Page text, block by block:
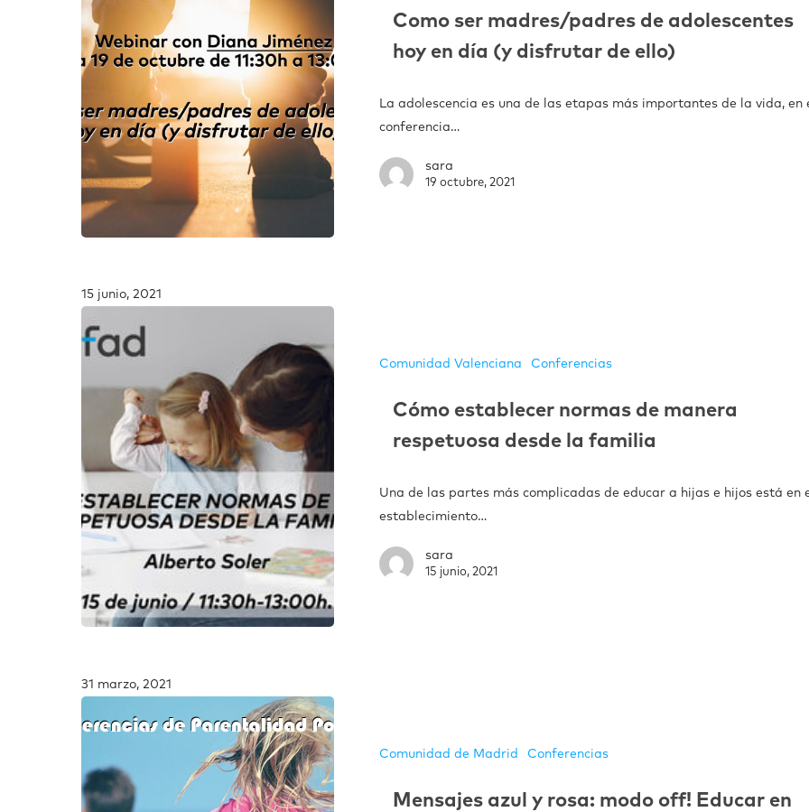
Como ser madres/padres de adolescentes
hoy en día (y disfrutar de ello)
La adolescencia es una de las etapas más importantes de la vida, en
conferencia…
sara
19 octubre, 2021
15 junio, 2021
Comunidad Valenciana Conferencias
Cómo establecer normas de manera
respetuosa desde la familia
Una de las partes más complicadas de educar a hijas e hijos está en
establecimiento…
sara
15 junio, 2021
31 marzo, 2021
Comunidad de Madrid Conferencias
Mensajes azul y rosa: modo off! Educar en